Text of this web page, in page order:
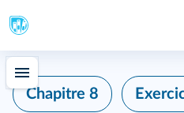
Chapitre 8